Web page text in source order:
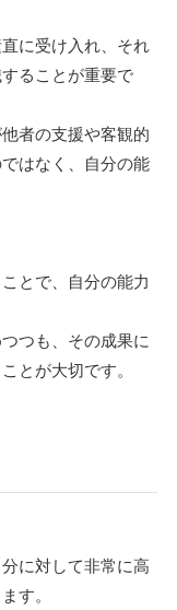
に受け入れ、それ
ることが重要で
者の支援や客観的
はなく、自分の能
とで、自分の能力
つも、その成果に
とが大切です。
に対して非常に高
す。